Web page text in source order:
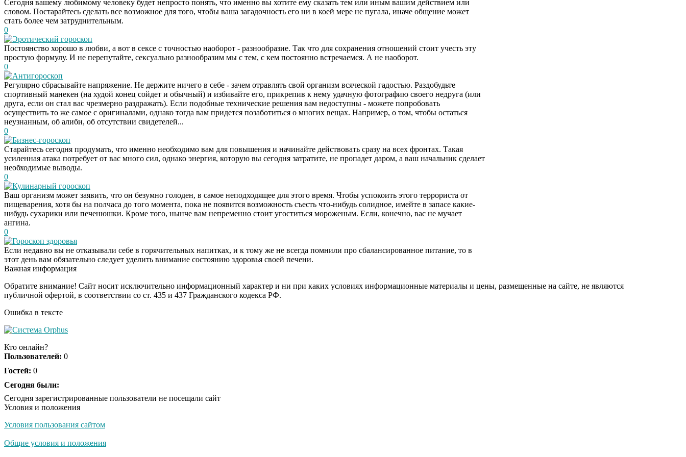
Сегодня вашему любимому человеку будет непросто понять, что именно вы хотите ему сказать тем или иным вашим действием или
словом. Постарайтесь сделать все возможное для того, чтобы ваша загадочность его ни в коей мере не пугала, иначе общение может
стать более чем затруднительным.
0
Эротический гороскоп
Постоянство хорошо в любви, а вот в сексе с точностью наоборот - разнообразие. Так что для сохранения отношений стоит учесть эту
простую формулу. И не перепутайте, сексуально разнообразим мы с тем, с кем постоянно встречаемся. А не наоборот.
0
Антигороскоп
Регулярно сбрасывайте напряжение. Не держите ничего в себе - зачем отравлять свой организм всяческой гадостью. Раздобудьте
спортивный манекен (на худой конец сойдет и обычный) и избивайте его, прикрепив к нему удачную фотографию своего недруга (или
друга, если он стал вас чрезмерно раздражать). Если подобные технические решения вам недоступны - можете попробовать
осуществить то же самое с оригиналами, однако тогда вам придется позаботиться о многих вещах. Например, о том, чтобы остаться
неузнанным, об алиби, об отсутствии свидетелей...
0
Бизнес-гороскоп
Старайтесь сегодня продумать, что именно необходимо вам для повышения и начинайте действовать сразу на всех фронтах. Такая
усиленная атака потребует от вас много сил, однако энергия, которую вы сегодня затратите, не пропадет даром, а ваш начальник сделает
необходимые выводы.
0
Кулинарный гороскоп
Ваш организм может заявить, что он безумно голоден, в самое неподходящее для этого время. Чтобы успокоить этого террориста от
пищеварения, хотя бы на полчаса до того момента, пока не появится возможность съесть что-нибудь солидное, имейте в запасе какие-
нибудь сухарики или печенюшки. Кроме того, нынче вам непременно стоит угоститься мороженым. Если, конечно, вас не мучает
ангина.
0
Гороскоп здоровья
Если недавно вы не отказывали себе в горячительных напитках, и к тому же не всегда помнили про сбалансированное питание, то в
этот день вам обязательно следует уделить внимание состоянию здоровья своей печени.
Важная информация
Обратите внимание! Сайт носит исключительно информационный характер и ни при каких условиях информационные материалы и цены, размещенные на сайте, не являются
публичной офертой, в соответствии со ст. 435 и 437 Гражданского кодекса РФ.
Ошибка в тексте
Кто онлайн?
Пользователей: 0
Гостей: 0
Сегодня были:
Сегодня зарегистрированные пользователи не посещали сайт
Условия и положения
Условия пользования сайтом
Общие условия и положения